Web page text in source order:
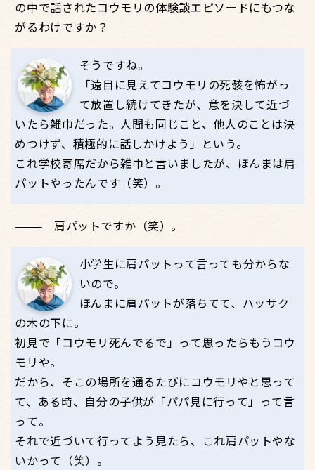
の中で話されたコウモリの体験談エピソードにもつな
がるわけですか？
そうですね。
「遠目に見えてコウモリの死骸を怖がっ
て放置し続けてきたが、意を決して近づ
いたら雑巾だった。人間も同じこと、他人のことは決
めつけず、積極的に話しかけよう」という。
これ学校寄席だから雑巾と言いましたが、ほんまは肩
パットやったんです（笑）。
肩パットですか（笑）。
小学生に肩パットって言っても分からな
いので。
ほんまに肩パットが落ちてて、ハッサク
の木の下に。
初見で「コウモリ死んでるで」って思ったらもうコウ
モリや。
だから、そこの場所を通るたびにコウモリやと思って
て、ある時、自分の子供が「パパ見に行って」って言
って。
それで近づいて行ってよう見たら、これ肩パットやな
いかって（笑）。